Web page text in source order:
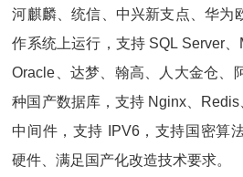
河麒麟、统信、中兴新支点、华为
作系统上运行，支持 SQL Server、
Oracle、达梦、翰高、人大金仓、
种国产数据库，支持 Nginx、
中间件，支持 IPV6，支持国密算
硬件、满足国产化改造技术要求。